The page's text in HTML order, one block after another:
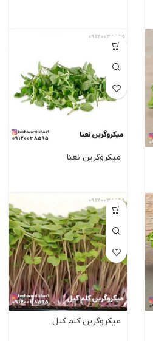
میکروگرین نعنا
میکروگرین کلم کیل